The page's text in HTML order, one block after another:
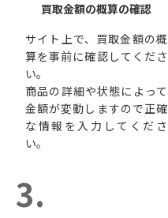
買取金額の概算の確認
サイト上で、買取金額の概
算を事前に確認してくださ
い。
商品の詳細や状態によって
金額が変動しますので正確
な情報を入力してくださ
い。
3.